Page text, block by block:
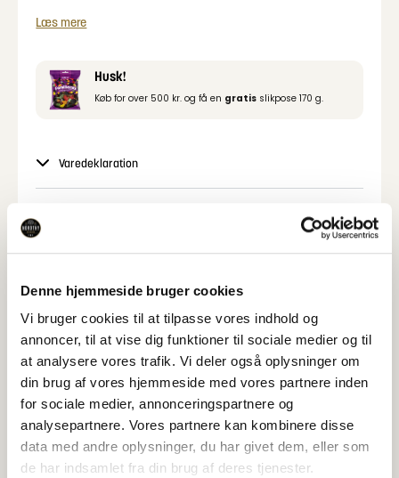
Denne hjemmeside bruger cookies
Vi bruger cookies til at tilpasse vores indhold og
annoncer, til at vise dig funktioner til sociale medier og til
at analysere vores trafik. Vi deler også oplysninger om
din brug af vores hjemmeside med vores partnere inden
for sociale medier, annonceringspartnere og
analysepartnere. Vores partnere kan kombinere disse
data med andre oplysninger, du har givet dem, eller som
de har indsamlet fra din brug af deres tjenester.
bare hvis man er lidt snack sulten.
Læs mere
Husk!
Køb for over 500 kr. og få en gratis slikpose 170 g.
Varedeklaration
Relaterede Produkter
Se også disse produkter
Elephant Sriracha Cheese
Pretzel Pieces
PRETZELSTYKKER MED SRIRACHA OST
Elephant Pretzels Twisted
Caramelized onion
KARAMELLISEREDE LØG